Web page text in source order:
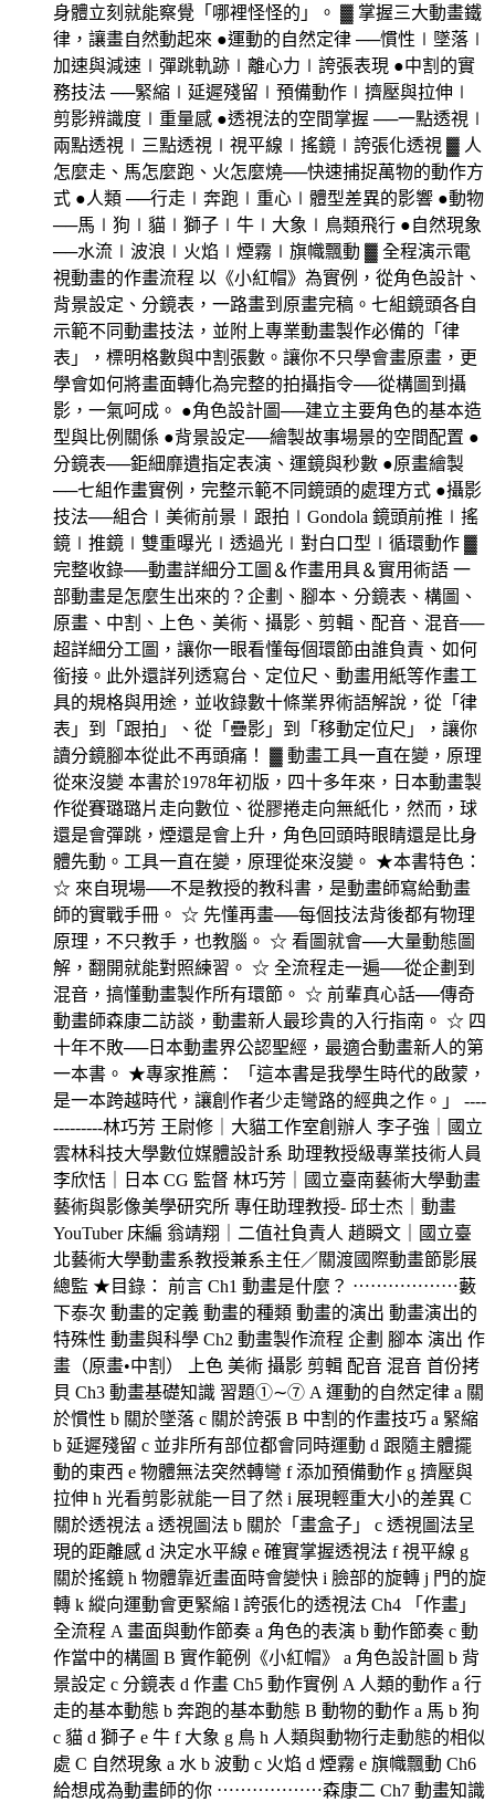
身體立刻就能察覺「哪裡怪怪的」。 ▓ 掌握三大動畫鐵
律，讓畫自然動起來 ●運動的自然定律 ──慣性∣墜落∣
加速與減速∣彈跳軌跡∣離心力∣誇張表現 ●中割的實
務技法 ──緊縮∣延遲殘留∣預備動作∣擠壓與拉伸∣
剪影辨識度∣重量感 ●透視法的空間掌握 ──一點透視∣
兩點透視∣三點透視∣視平線∣搖鏡∣誇張化透視 ▓ 人
怎麼走、馬怎麼跑、火怎麼燒──快速捕捉萬物的動作方
式 ●人類 ──行走∣奔跑∣重心∣體型差異的影響 ●動物
──馬∣狗∣貓∣獅子∣牛∣大象∣鳥類飛行 ●自然現象
──水流∣波浪∣火焰∣煙霧∣旗幟飄動 ▓ 全程演示電
視動畫的作畫流程 以《小紅帽》為實例，從角色設計、
背景設定、分鏡表，一路畫到原畫完稿。七組鏡頭各自
示範不同動畫技法，並附上專業動畫製作必備的「律
表」，標明格數與中割張數。讓你不只學會畫原畫，更
學會如何將畫面轉化為完整的拍攝指令──從構圖到攝
影，一氣呵成。 ●角色設計圖──建立主要角色的基本造
型與比例關係 ●背景設定──繪製故事場景的空間配置 ●
分鏡表──鉅細靡遺指定表演、運鏡與秒數 ●原畫繪製
──七組作畫實例，完整示範不同鏡頭的處理方式 ●攝影
技法──組合∣美術前景∣跟拍∣Gondola 鏡頭前推∣搖
鏡∣推鏡∣雙重曝光∣透過光∣對白口型∣循環動作 ▓
完整收錄──動畫詳細分工圖＆作畫用具＆實用術語 一
部動畫是怎麼生出來的？企劃、腳本、分鏡表、構圖、
原畫、中割、上色、美術、攝影、剪輯、配音、混音──
超詳細分工圖，讓你一眼看懂每個環節由誰負責、如何
銜接。此外還詳列透寫台、定位尺、動畫用紙等作畫工
具的規格與用途，並收錄數十條業界術語解說，從「律
表」到「跟拍」、從「疊影」到「移動定位尺」，讓你
讀分鏡腳本從此不再頭痛！ ▓ 動畫工具一直在變，原理
從來沒變 本書於1978年初版，四十多年來，日本動畫製
作從賽璐璐片走向數位、從膠捲走向無紙化，然而，球
還是會彈跳，煙還是會上升，角色回頭時眼睛還是比身
體先動。工具一直在變，原理從來沒變。 ★本書特色：
☆ 來自現場──不是教授的教科書，是動畫師寫給動畫
師的實戰手冊。 ☆ 先懂再畫──每個技法背後都有物理
原理，不只教手，也教腦。 ☆ 看圖就會──大量動態圖
解，翻開就能對照練習。 ☆ 全流程走一遍──從企劃到
混音，搞懂動畫製作所有環節。 ☆ 前輩真心話──傳奇
動畫師森康二訪談，動畫新人最珍貴的入行指南。 ☆ 四
十年不敗──日本動畫界公認聖經，最適合動畫新人的第
一本書。 ★專家推薦： 「這本書是我學生時代的啟蒙，
是一本跨越時代，讓創作者少走彎路的經典之作。」 ----
---------林巧芳 王尉修｜大貓工作室創辦人 李子強｜國立
雲林科技大學數位媒體設計系 助理教授級專業技術人員
李欣恬｜日本 CG 監督 林巧芳｜國立臺南藝術大學動畫
藝術與影像美學研究所 專任助理教授- 邱士杰｜動畫
YouTuber 床編 翁靖翔｜二值社負責人 趙瞬文｜國立臺
北藝術大學動畫系教授兼系主任／關渡國際動畫節影展
總監 ★目錄： 前言 Ch1 動畫是什麼？ ⋯⋯⋯⋯⋯⋯藪
下泰次 動畫的定義 動畫的種類 動畫的演出 動畫演出的
特殊性 動畫與科學 Ch2 動畫製作流程 企劃 腳本 演出 作
畫（原畫•中割） 上色 美術 攝影 剪輯 配音 混音 首份拷
貝 Ch3 動畫基礎知識 習題①∼⑦ A 運動的自然定律 a 關
於慣性 b 關於墜落 c 關於誇張 B 中割的作畫技巧 a 緊縮
b 延遲殘留 c 並非所有部位都會同時運動 d 跟隨主體擺
動的東西 e 物體無法突然轉彎 f 添加預備動作 g 擠壓與
拉伸 h 光看剪影就能一目了然 i 展現輕重大小的差異 C
關於透視法 a 透視圖法 b 關於「畫盒子」 c 透視圖法呈
現的距離感 d 決定水平線 e 確實掌握透視法 f 視平線 g
關於搖鏡 h 物體靠近畫面時會變快 i 臉部的旋轉 j 門的旋
轉 k 縱向運動會更緊縮 l 誇張化的透視法 Ch4 「作畫」
全流程 A 畫面與動作節奏 a 角色的表演 b 動作節奏 c 動
作當中的構圖 B 實作範例《小紅帽》 a 角色設計圖 b 背
景設定 c 分鏡表 d 作畫 Ch5 動作實例 A 人類的動作 a 行
走的基本動態 b 奔跑的基本動態 B 動物的動作 a 馬 b 狗
c 貓 d 獅子 e 牛 f 大象 g 鳥 h 人類與動物行走動態的相似
處 C 自然現象 a 水 b 波動 c 火焰 d 煙霧 e 旗幟飄動 Ch6
給想成為動畫師的你 ⋯⋯⋯⋯⋯⋯森康二 Ch7 動畫知識